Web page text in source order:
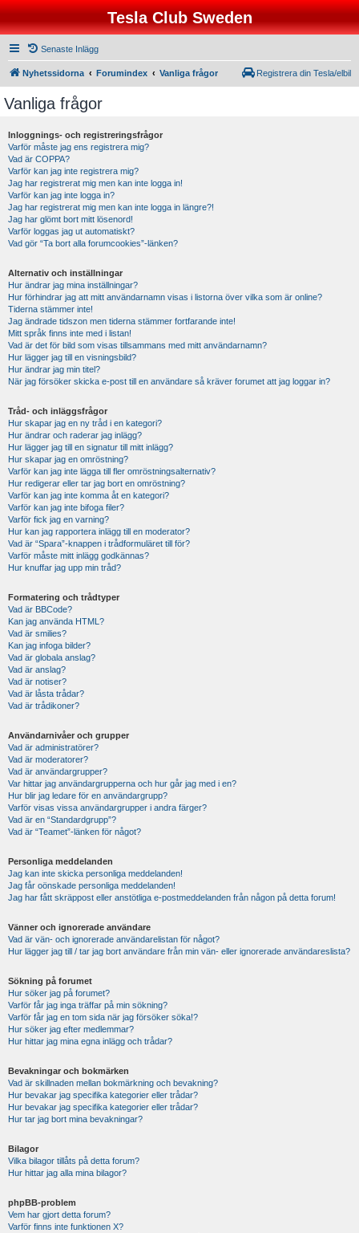
Tesla Club Sweden
Senaste Inlägg
Nyhetssidorna Forumindex Vanliga frågor Registrera din Tesla/elbil
Vanliga frågor
Inloggnings- och registreringsfrågor
Varför måste jag ens registrera mig?
Vad är COPPA?
Varför kan jag inte registrera mig?
Jag har registrerat mig men kan inte logga in!
Varför kan jag inte logga in?
Jag har registrerat mig men kan inte logga in längre?!
Jag har glömt bort mitt lösenord!
Varför loggas jag ut automatiskt?
Vad gör “Ta bort alla forumcookies”-länken?
Alternativ och inställningar
Hur ändrar jag mina inställningar?
Hur förhindrar jag att mitt användarnamn visas i listorna över vilka som är online?
Tiderna stämmer inte!
Jag ändrade tidszon men tiderna stämmer fortfarande inte!
Mitt språk finns inte med i listan!
Vad är det för bild som visas tillsammans med mitt användarnamn?
Hur lägger jag till en visningsbild?
Hur ändrar jag min titel?
När jag försöker skicka e-post till en användare så kräver forumet att jag loggar in?
Tråd- och inläggsfrågor
Hur skapar jag en ny tråd i en kategori?
Hur ändrar och raderar jag inlägg?
Hur lägger jag till en signatur till mitt inlägg?
Hur skapar jag en omröstning?
Varför kan jag inte lägga till fler omröstningsalternativ?
Hur redigerar eller tar jag bort en omröstning?
Varför kan jag inte komma åt en kategori?
Varför kan jag inte bifoga filer?
Varför fick jag en varning?
Hur kan jag rapportera inlägg till en moderator?
Vad är “Spara”-knappen i trådformuläret till för?
Varför måste mitt inlägg godkännas?
Hur knuffar jag upp min tråd?
Formatering och trådtyper
Vad är BBCode?
Kan jag använda HTML?
Vad är smilies?
Kan jag infoga bilder?
Vad är globala anslag?
Vad är anslag?
Vad är notiser?
Vad är låsta trådar?
Vad är trådikoner?
Användarnivåer och grupper
Vad är administratörer?
Vad är moderatorer?
Vad är användargrupper?
Var hittar jag användargrupperna och hur går jag med i en?
Hur blir jag ledare för en användargrupp?
Varför visas vissa användargrupper i andra färger?
Vad är en “Standardgrupp”?
Vad är “Teamet”-länken för något?
Personliga meddelanden
Jag kan inte skicka personliga meddelanden!
Jag får oönskade personliga meddelanden!
Jag har fått skräppost eller anstötliga e-postmeddelanden från någon på detta forum!
Vänner och ignorerade användare
Vad är vän- och ignorerade användarelistan för något?
Hur lägger jag till / tar jag bort användare från min vän- eller ignorerade användareslista?
Sökning på forumet
Hur söker jag på forumet?
Varför får jag inga träffar på min sökning?
Varför får jag en tom sida när jag försöker söka!?
Hur söker jag efter medlemmar?
Hur hittar jag mina egna inlägg och trådar?
Bevakningar och bokmärken
Vad är skillnaden mellan bokmärkning och bevakning?
Hur bevakar jag specifika kategorier eller trådar?
Hur bevakar jag specifika kategorier eller trådar?
Hur tar jag bort mina bevakningar?
Bilagor
Vilka bilagor tillåts på detta forum?
Hur hittar jag alla mina bilagor?
phpBB-problem
Vem har gjort detta forum?
Varför finns inte funktionen X?